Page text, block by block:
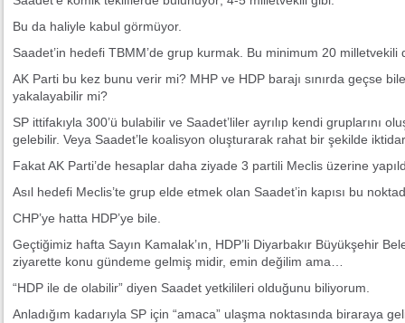
Bu da haliyle kabul görmüyor.
Saadet’in hedefi TBMM’de grup kurmak. Bu minimum 20 milletvekili
AK Parti bu kez bunu verir mi? MHP ve HDP barajı sınırda geçse
yakalayabilir mi?
SP ittifakıyla 300’ü bulabilir ve Saadet’liler ayrılıp kendi gruplarını
gelebilir. Veya Saadet’le koalisyon oluşturarak rahat bir şekilde
Fakat AK Parti’de hesaplar daha ziyade 3 partili Meclis üzerine
Asıl hedefi Meclis’te grup elde etmek olan Saadet’in kapısı bu
CHP’ye hatta HDP’ye bile.
Geçtiğimiz hafta Sayın Kamalak’ın, HDP’li Diyarbakır Büyükşehir
ziyarette konu gündeme gelmiş midir, emin değilim ama…
“HDP ile de olabilir” diyen Saadet yetkilileri olduğunu biliyorum.
Anladığım kadarıyla SP için “amaca” ulaşma noktasında biraraya